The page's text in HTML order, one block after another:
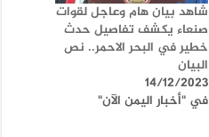
شاهد بيان هام وعاجل لقوات
صنعاء يكشف تفاصيل حدث
خطير في البحر الاحمر.. نص
البيان
14/12/2023
في "أخبار اليمن الآن"